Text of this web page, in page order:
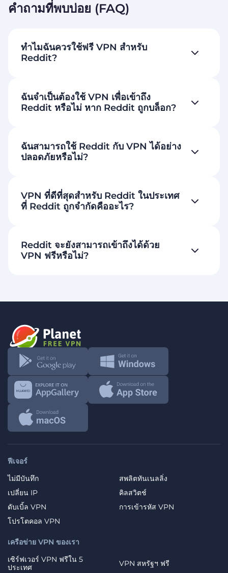
คำถามที่พบบ่อย (FAQ)
ทำไมฉันควรใช้ฟรี VPN สำหรับ
Reddit?
ฉันจำเป็นต้องใช้ VPN เพื่อเข้าถึง
Reddit หรือไม่ หาก Reddit ถูกบล็อก?
ฉันสามารถใช้ Reddit กับ VPN ได้อย่าง
ปลอดภัยหรือไม่?
VPN ที่ดีที่สุดสำหรับ Reddit ในประเทศ
ที่ Reddit ถูกจำกัดคืออะไร?
Reddit จะยังสามารถเข้าถึงได้ด้วย
VPN ฟรีหรือไม่?
ฟีเจอร์
ไม่มีบันทึก
สพลิตทันเนลลิ่ง
เปลี่ยน IP
คิลสวิตช์
ดับเบิ้ล VPN
การเข้ารหัส VPN
โปรโตคอล VPN
เครือข่าย VPN ของเรา
เซิร์ฟเวอร์ VPN ฟรีใน 5
ประเทศ
VPN สหรัฐฯ ฟรี